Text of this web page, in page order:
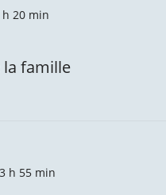
h 20 min
la famille
h 55 min